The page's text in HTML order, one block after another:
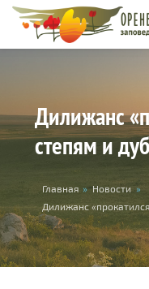
Skip to main content
Дилижанс
степям и
You are here
Главная » Новости »
Дилижанс